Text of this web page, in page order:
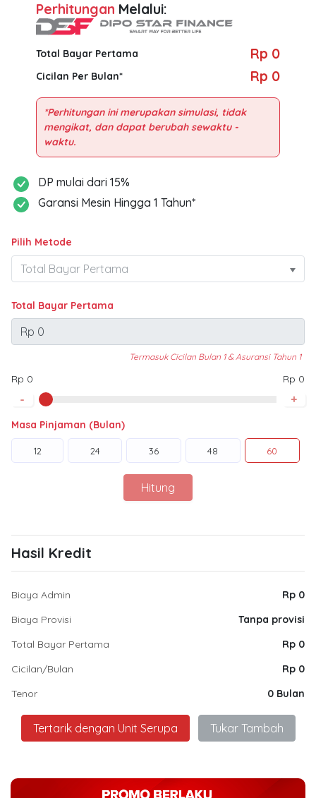
Perhitungan Melalui:
Total Bayar Pertama Rp 0
Cicilan Per Bulan* Rp 0
*Perhitungan ini merupakan simulasi, tidak
mengikat, dan dapat berubah sewaktu -
DP mulai dari 15%
Garansi Mesin Hingga 1 Tahun*
Pilih Metode
Total Bayar Pertama
Termasuk Cicilan Bulan 1 & Asuransi Tahun 1
Rp 0 Rp 0
- +
Masa Pinjaman (Bulan)
12 24 36 48 60
Hitung
Hasil Kredit
Biaya Admin
Rp 0
Biaya Provisi
Tanpa provisi
Total Bayar Pertama
Rp 0
Cicilan/Bulan
Rp 0
Tenor
0 Bulan
Tertarik dengan Unit Serupa Tukar Tambah